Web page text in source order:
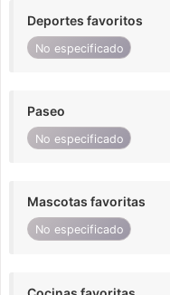
Deportes favoritos
No especificado
Paseo
No especificado
Mascotas favoritas
No especificado